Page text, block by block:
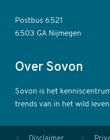
Postbus 6521
6503 GA Nijmegen
Over Sovon
Sovon is het
trends van in het wild